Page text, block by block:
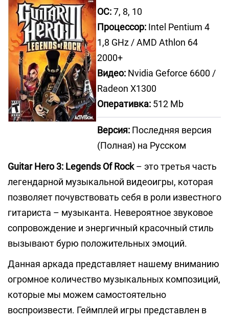
ОС:7, 8, 10
Процессор: Intel Pentium 4
1,8 GHz / AMD Athlon 64
2000+
Видео: Nvidia Geforce 6600 /
Radeon Х1300
Оперативка: 512 Mb
Версия: Последняя версия
(Полная) на Русском
Guitar Hero 3: Legends Of Rock– это третья часть
легендарной музыкальной видеоигры, которая
позволяет почувствовать себя в роли известного
гитариста – музыканта. Невероятное звуковое
сопровождение и энергичный красочный стиль
вызывают бурю положительных эмоций.
Данная аркада представляет нашему вниманию
огромное количество музыкальных композиций,
которые мы можем самостоятельно
воспроизвести. Геймплей игры представлен в